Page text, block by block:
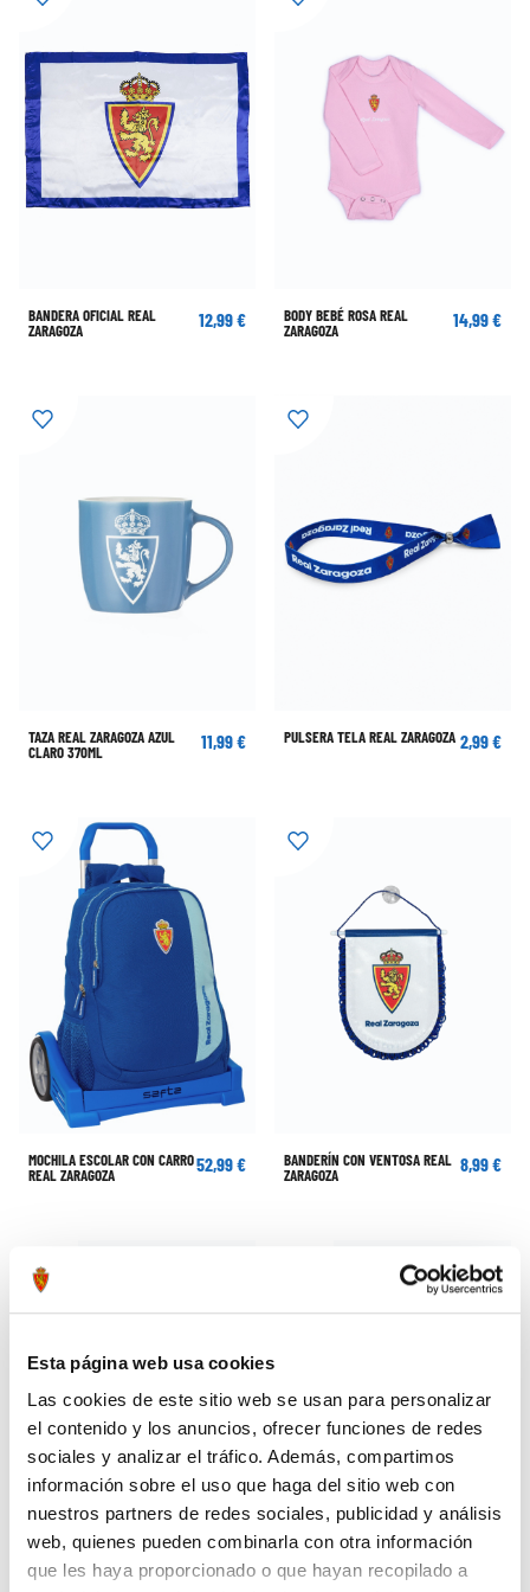
Esta página web usa cookies
Las cookies de este sitio web se usan para personalizar
el contenido y los anuncios, ofrecer funciones de redes
sociales y analizar el tráfico. Además, compartimos
información sobre el uso que haga del sitio web con
nuestros partners de redes sociales, publicidad y análisis
web, quienes pueden combinarla con otra información
que les haya proporcionado o que hayan recopilado a
BANDERA OFICIAL REAL
ZARAGOZA
12,99 €
BODY BEBÉ ROSA REAL
ZARAGOZA
14,99 €
TAZA REAL ZARAGOZA AZUL
CLARO 370ML
11,99 € PULSERA TELA REAL ZARAGOZA 2,99 €
MOCHILA ESCOLAR CON CARRO
REAL ZARAGOZA
52,99 €
BANDERÍN CON VENTOSA REAL
ZARAGOZA
8,99 €
CAMISETA MUJER ADIDAS REAL
ARNÉS MASCOTA REAL